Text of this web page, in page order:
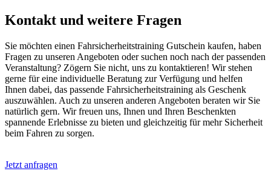
Kontakt und weitere Fragen
Sie möchten einen Fahrsicherheitstraining Gutschein kaufen, haben
Fragen zu unseren Angeboten oder suchen noch nach der passenden
Veranstaltung? Zögern Sie nicht, uns zu kontaktieren! Wir stehen
gerne für eine individuelle Beratung zur Verfügung und helfen
Ihnen dabei, das passende Fahrsicherheitstraining als Geschenk
auszuwählen. Auch zu unseren anderen Angeboten beraten wir Sie
natürlich gern. Wir freuen uns, Ihnen und Ihren Beschenkten
spannende Erlebnisse zu bieten und gleichzeitig für mehr Sicherheit
beim Fahren zu sorgen.
Jetzt anfragen